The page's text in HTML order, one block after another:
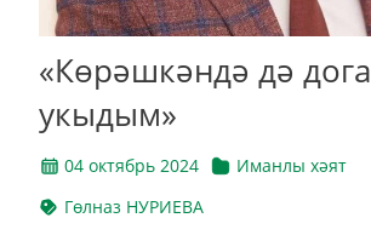
«Көрәшкәндә дә дога
укыдым»
04 октябрь 2024
Иманлы хәят
Гөлназ НУРИЕВА